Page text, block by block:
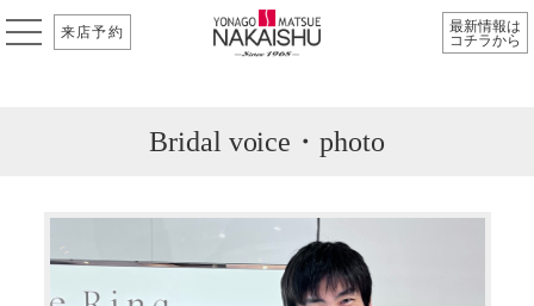
来店予約
最新情報は
コチラから
Bridal voice・photo